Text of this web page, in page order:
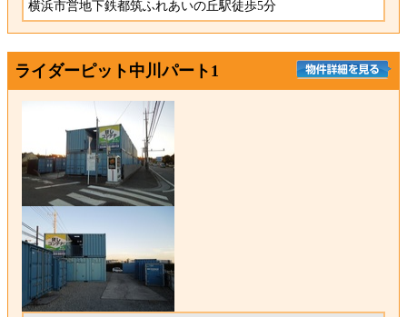
横浜市営地下鉄都筑ふれあいの丘駅徒歩5分
ライダーピット中川パート1